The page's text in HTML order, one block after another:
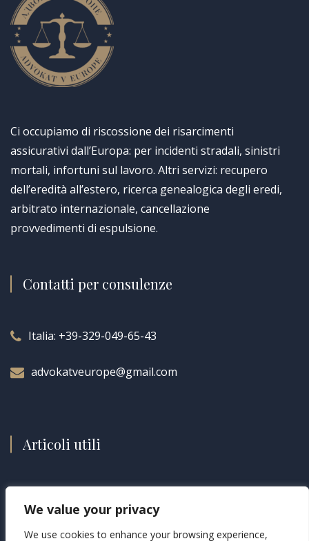
We value your privacy
We use cookies to enhance your browsing experience,
Ci occupiamo di riscossione dei risarcimenti
assicurativi dall’Europa: per incidenti stradali, sinistri
mortali, infortuni sul lavoro. Altri servizi: recupero
dell’eredità all’estero, ricerca genealogica degli eredi,
arbitrato internazionale, cancellazione
provvedimenti di espulsione.
Contatti per consulenze
Italia: +39-329-049-65-43
advokatveurope@gmail.com
Articoli utili
Ricerca eredi sconosciuti in paesi UE [GUIDA]
Ricerca eredi sconosciuti, come procedere